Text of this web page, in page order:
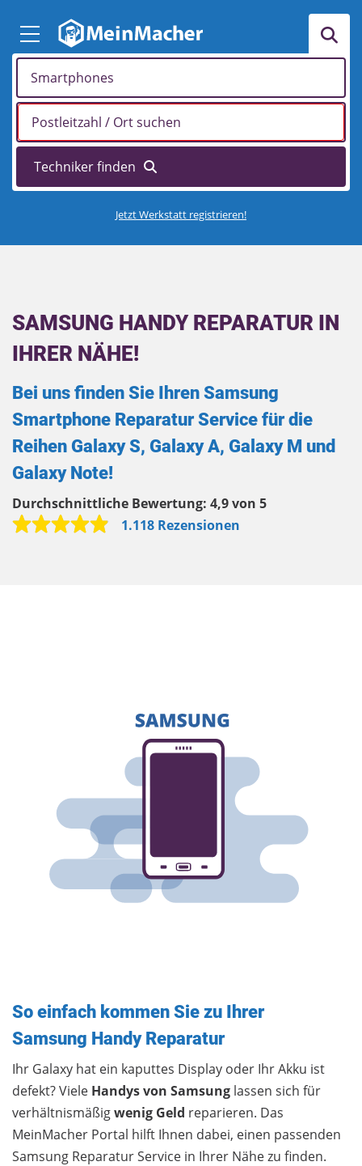
Jetzt Werkstatt registrieren!
SAMSUNG HANDY REPARATUR IN
IHRER NÄHE!
Bei uns finden Sie Ihren Samsung
Smartphone Reparatur Service für die
Reihen Galaxy S, Galaxy A, Galaxy M und
Galaxy Note!
Durchschnittliche Bewertung: 4,9 von 5
1.118 Rezensionen
So einfach kommen Sie zu Ihrer
Samsung Handy Reparatur
Ihr Galaxy hat ein kaputtes Display oder Ihr Akku ist
defekt? Viele Handys von Samsung lassen sich für
verhältnismäßigwenig Geld reparieren. Das
MeinMacher Portal hilft Ihnen dabei, einen passenden
Samsung Reparatur Service in Ihrer Nähe zu finden.